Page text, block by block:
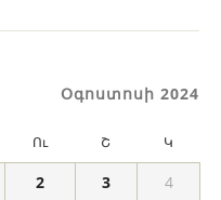
Օգոստոսի 2024
Ու Շ Կ
2 3
4